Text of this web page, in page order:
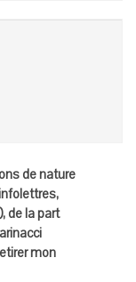
de nature
de la part
mon